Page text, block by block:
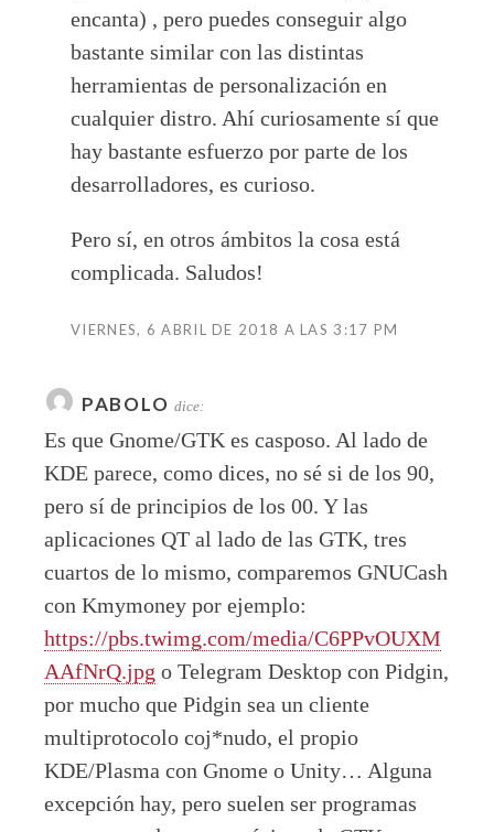
encanta) , pero puedes conseguir algo
bastante similar con las distintas
herramientas de personalización en
cualquier distro. Ahí curiosamente sí que
hay bastante esfuerzo por parte de los
desarrolladores, es curioso.
Pero sí, en otros ámbitos la cosa está
complicada. Saludos!
VIERNES, 6 ABRIL DE 2018 A LAS 3:17 PM
PABOLO dice:
Es que Gnome/GTK es casposo. Al lado de
KDE parece, como dices, no sé si de los 90,
pero sí de principios de los 00. Y las
aplicaciones QT al lado de las GTK, tres
cuartos de lo mismo, comparemos GNUCash
con Kmymoney por ejemplo:
https://pbs.twimg.com/media/C6PPvOUXM
AAfNrQ.jpg o Telegram Desktop con Pidgin,
por mucho que Pidgin sea un cliente
multiprotocolo coj*nudo, el propio
KDE/Plasma con Gnome o Unity… Alguna
excepción hay, pero suelen ser programas